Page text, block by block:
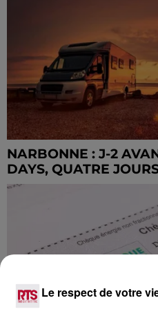
NARBONNE : J-2
DAYS, QUATRE
Le respect de votre